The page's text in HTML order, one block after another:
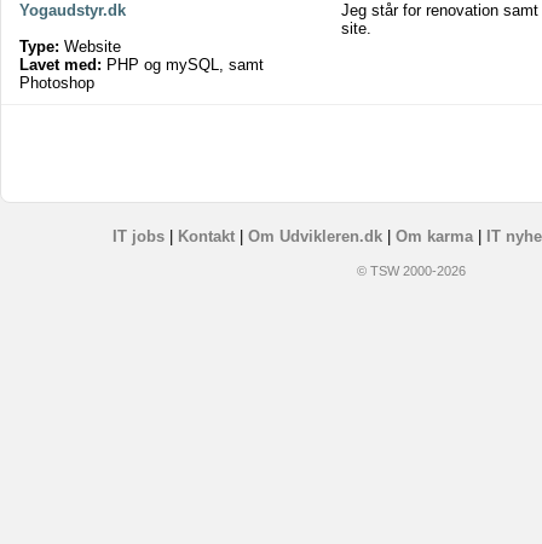
Yogaudstyr.dk
Type: Website
Lavet med: PHP og mySQL, samt
Photoshop
Jeg står for renovation
site.
IT jobs| Kontakt| Om Udvikleren.dk| Om karma| IT
© TSW 2000-2026